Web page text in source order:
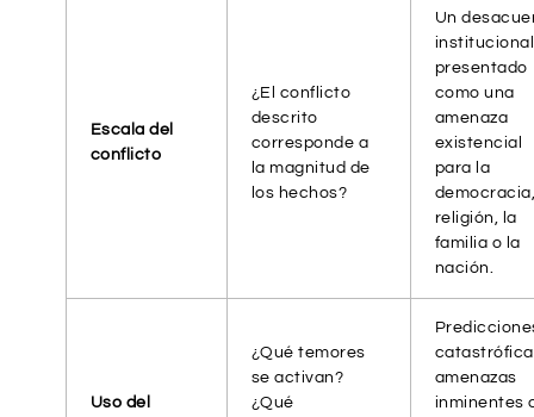
Escala del
conflicto
¿El conflicto
descrito
corresponde a
la magnitud de
los hechos?
Un
presentado
como una
amenaza
existencial
para la
religión, la
familia o la
nación.
Uso del
¿Qué temores
se activan?
¿Qué
amenazas
inminentes